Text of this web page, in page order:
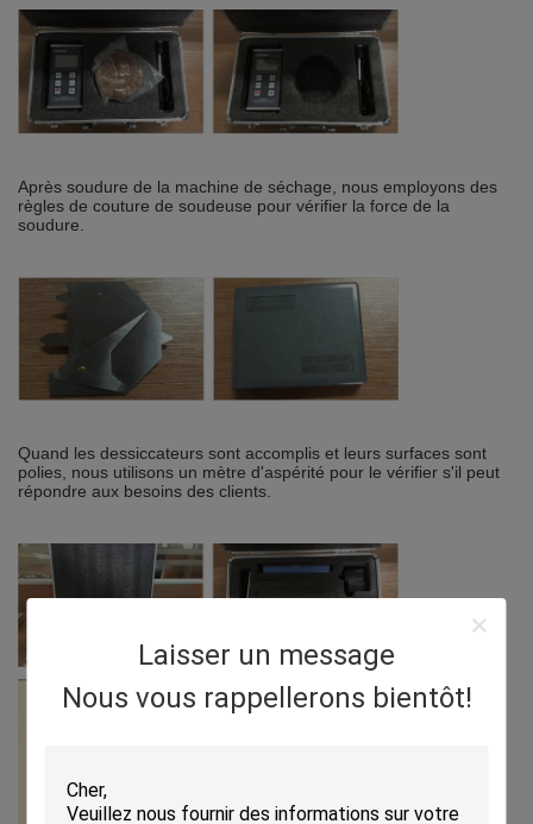
Laisser un message
Nous vous rappellerons bientôt!
Après soudure de la machine de séchage, nous employons des
règles de couture de soudeuse pour vérifier la force de la
soudure.
Quand les dessiccateurs sont accomplis et leurs surfaces sont
polies, nous utilisons un mètre d'aspérité pour le vérifier s'il peut
répondre aux besoins des clients.